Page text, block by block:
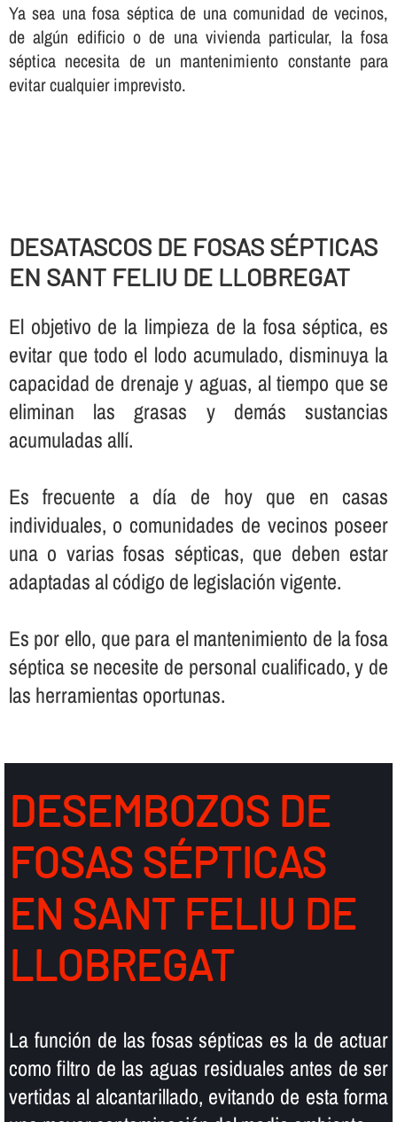
Ya sea una fosa séptica de una comunidad de vecinos,
de algún edificio o de una vivienda particular, la fosa
séptica necesita de un mantenimiento constante para
evitar cualquier imprevisto.
DESATASCOS DE FOSAS SÉPTICAS
EN SANT FELIU DE LLOBREGAT
El objetivo de la limpieza de la fosa séptica, es
evitar que todo el lodo acumulado, disminuya la
capacidad de drenaje y aguas, al tiempo que se
eliminan las grasas y demás sustancias
acumuladas allí­.
Es frecuente a dí­a de hoy que en casas
individuales, o comunidades de vecinos poseer
una o varias fosas sépticas, que deben estar
adaptadas al código de legislación vigente.
Es por ello, que para el mantenimiento de la fosa
séptica se necesite de personal cualificado, y de
las herramientas oportunas.
DESEMBOZOS DE
FOSAS SÉPTICAS
EN SANT FELIU DE
LLOBREGAT
La función de las fosas sépticas es la de actuar
como filtro de las aguas residuales antes de ser
vertidas al alcantarillado, evitando de esta forma